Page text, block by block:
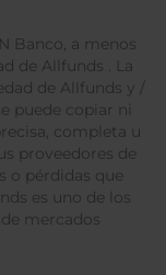
Banco, a menos
de Allfunds . La
de Allfunds y /
puede copiar ni
completa u
proveedores de
o pérdidas que
es uno de los
mercados